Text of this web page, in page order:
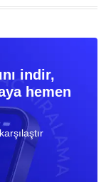
indir,
hemen